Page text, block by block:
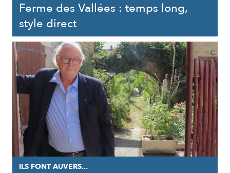
Ferme des Vallées : temps long,
style direct
ILS FONT AUVERS...